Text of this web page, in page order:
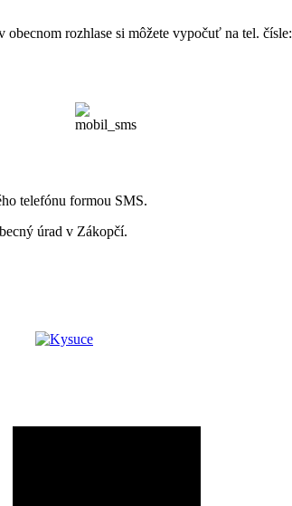
obecnom rozhlase si môžete vypočuť na tel. čísle:
telefónu formou SMS.
úrad v Zákopčí.